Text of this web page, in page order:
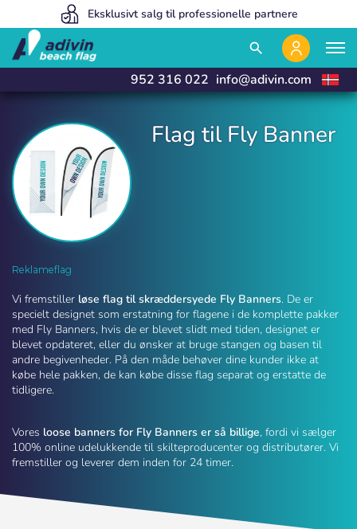
Vi fremstiller og leverer i 24 timer
Eksklusivt salg til professionelle partnere
Vores priser er så lave, fordi vi sælger 100% online
search
952 316 022 info@adivin.com
Flag til Fly Banner | Adivin Beach Flag
Flag til Fly Banner
Reklameflag
Vi fremstiller løse flag til skræddersyede Fly Banners. De er
specielt designet som erstatning for flagene i de komplette pakker
med Fly Banners, hvis de er blevet slidt med tiden, designet er
blevet opdateret, eller du ønsker at bruge stangen og basen til
andre begivenheder. På den måde behøver dine kunder ikke at
købe hele pakken, de kan købe disse flag separat og erstatte de
tidligere.
Vores loose banners for Fly Banners er så billige, fordi vi sælger
100% online udelukkende til skilteproducenter og distributører. Vi
fremstiller og leverer dem inden for 24 timer.